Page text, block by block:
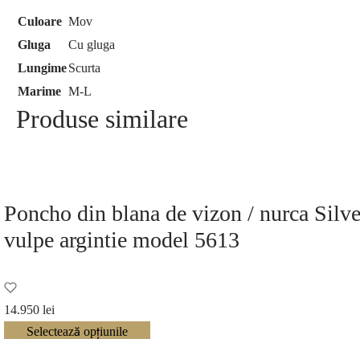
Culoare Mov
Gluga
Cu gluga
LungimeScurta
Marime M-L
Produse similare
Poncho din blana de vizon / nurca
vulpe argintie model 5613
14.950 lei
Selectează opțiunile